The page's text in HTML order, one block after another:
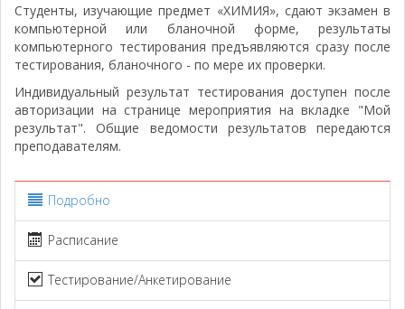
Студенты, изучающие предмет «ХИМИЯ», сдают экзамен в
компьютерной или бланочной форме, результаты
компьютерного тестирования предъявляются сразу после
тестирования, бланочного - по мере их проверки.
Индивидуальный результат тестирования доступен после
авторизации на странице мероприятия на вкладке "Мой
результат". Общие ведомости результатов передаются
преподавателям.
Подробно
Расписание
Тестирование/Анкетирование